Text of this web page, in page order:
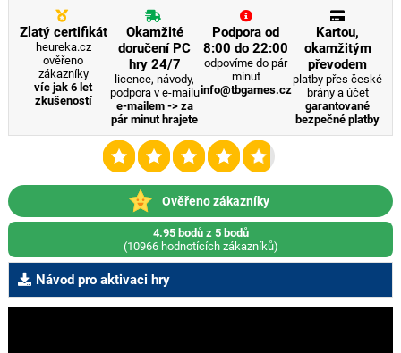
Zlatý certifikát
heureka.cz
ověřeno
zákazníky
víc jak 6 let
zkušeností
Okamžité
doručení PC
hry 24/7
licence, návody,
podpora v e-mailu
e-mailem -> za
pár minut hrajete
Podpora od
8:00 do 22:00
odpovíme do pár
minut
info@tbgames.cz
Kartou,
okamžitým
převodem
platby přes české
brány a účet
garantované
bezpečné platby
Ověřeno zákazníky
4.95 bodů z 5 bodů
(10966 hodnotících zákazníků)
Návod pro aktivaci hry